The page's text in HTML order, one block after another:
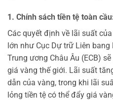
1. Chính sách tiền tệ toàn
Các quyết định về lãi suất
lớn như Cục Dự trữ Liên bang
Trung ương Châu Âu (ECB)
giá vàng thế giới. Lãi suất
dẫn của vàng, trong khi lãi
lỏng tiền tệ có thể đẩy giá